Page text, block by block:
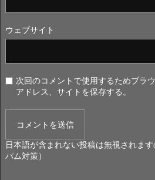
ウェブサイト
次回のコメントで使用するためブラ
アドレス、サイトを保存する。
日本語が含まれない投稿は無視されま
パム対策）